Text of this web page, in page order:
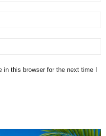
this browser for the next time I